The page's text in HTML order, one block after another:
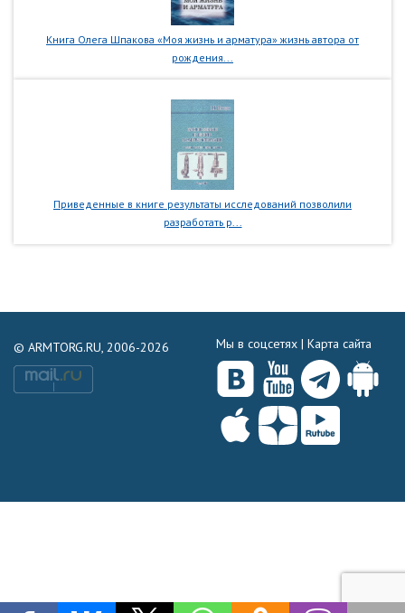
Книга Олега Шпакова «Моя жизнь и арматура» жизнь автора от
рождения...
Приведенные в книге результаты исследований позволили
разработать р...
© ARMTORG.RU, 2006-2026 Мы в соцсетях | Карта сайта